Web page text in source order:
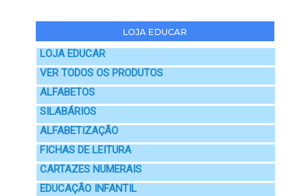
LOJA EDUCAR
LOJA EDUCAR
VER TODOS OS PRODUTOS
ALFABETOS
SILABÁRIOS
ALFABETIZAÇÃO
FICHAS DE LEITURA
CARTAZES NUMERAIS
EDUCAÇÃO INFANTIL